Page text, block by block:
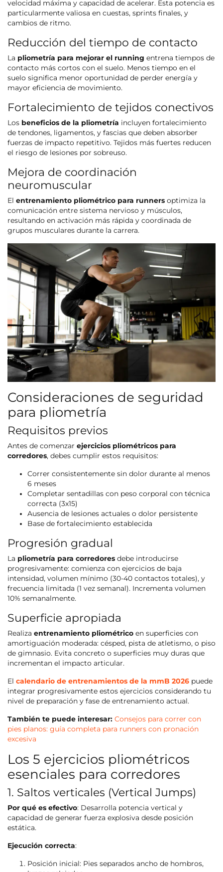
velocidad máxima y capacidad de acelerar. Esta potencia es
particularmente valiosa en cuestas, sprints finales, y
cambios de ritmo.
Reducción del tiempo de contacto
La pliometría para mejorar el running entrena tiempos de
contacto más cortos con el suelo. Menos tiempo en el
suelo significa menor oportunidad de perder energía y
mayor eficiencia de movimiento.
Fortalecimiento de tejidos conectivos
Los beneficios de la pliometría incluyen fortalecimiento
de tendones, ligamentos, y fascias que deben absorber
fuerzas de impacto repetitivo. Tejidos más fuertes reducen
el riesgo de lesiones por sobreuso.
Mejora de coordinación
neuromuscular
El entrenamiento pliométrico para runners optimiza la
comunicación entre sistema nervioso y músculos,
resultando en activación más rápida y coordinada de
grupos musculares durante la carrera.
Consideraciones de seguridad
para pliometría
Requisitos previos
Antes de comenzar ejercicios pliométricos para
corredores, debes cumplir estos requisitos:
Correr consistentemente sin dolor durante al menos
6 meses
Completar sentadillas con peso corporal con técnica
correcta (3x15)
Ausencia de lesiones actuales o dolor persistente
Base de fortalecimiento establecida
Progresión gradual
La pliometría para corredores debe introducirse
progresivamente: comienza con ejercicios de baja
intensidad, volumen mínimo (30-40 contactos totales), y
frecuencia limitada (1 vez semanal). Incrementa volumen
10% semanalmente.
Superficie apropiada
Realiza entrenamiento pliométrico en superficies con
amortiguación moderada: césped, pista de atletismo, o piso
de gimnasio. Evita concreto o superficies muy duras que
incrementan el impacto articular.
El calendario de entrenamientos de la mmB 2026 puede
integrar progresivamente estos ejercicios considerando tu
nivel de preparación y fase de entrenamiento actual.
También te puede interesar: Consejos para correr con
pies planos: guía completa para runners con pronación
excesiva
Los 5 ejercicios pliométricos
esenciales para corredores
1. Saltos verticales (Vertical Jumps)
Por qué es efectivo: Desarrolla potencia vertical y
capacidad de generar fuerza explosiva desde posición
estática.
Ejecución correcta:
Posición inicial: Pies separados ancho de hombros,